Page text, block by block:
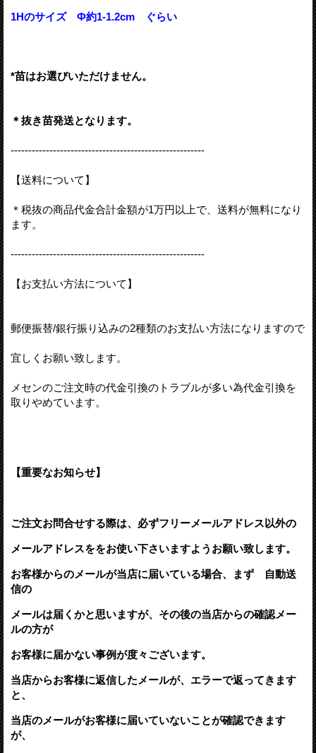
1Hのサイズ Ф約1-1.2cm ぐらい
*苗はお選びいただけません。
＊抜き苗発送となります。
-------------------------------------------------------
【送料について】
＊税抜の商品代金合計金額が1万円以上で、送料が無料になり
ます。
-------------------------------------------------------
【お支払い方法について】
郵便振替/銀行振り込みの2種類のお支払い方法になりますので
宜しくお願い致します。
メセンのご注文時の代金引換のトラブルが多い為代金引換を
取りやめています。
【重要なお知らせ】
ご注文お問合せする際は、必ずフリーメールアドレス以外の
メールアドレスををお使い下さいますようお願い致します。
お客様からのメールが当店に届いている場合、まず 自動送
信の
メールは届くかと思いますが、その後の当店からの確認メー
ルの方が
お客様に届かない事例が度々ございます。
当店からお客様に返信したメールが、エラーで返ってきます
と、
当店のメールがお客様に届いていないことが確認できます
が、